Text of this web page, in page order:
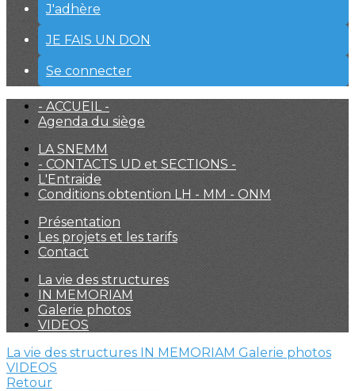
J'adhère
JE FAIS UN DON
Se connecter
- ACCUEIL -
Agenda du siège
LA SNEMM
- CONTACTS UD et SECTIONS -
L'Entraide
Conditions obtention LH - MM - ONM
Présentation
Les projets et les tarifs
Contact
La vie des structures
IN MEMORIAM
Galerie photos
VIDEOS
La vie des structures IN MEMORIAM Galerie photos
VIDEOS
Retour